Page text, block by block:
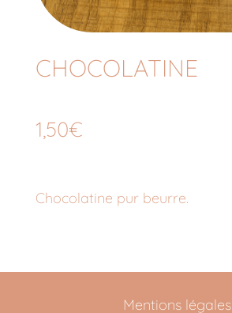
CHOCOLATINE
1,50€
Chocolatine pur beurre.
Mentions légales